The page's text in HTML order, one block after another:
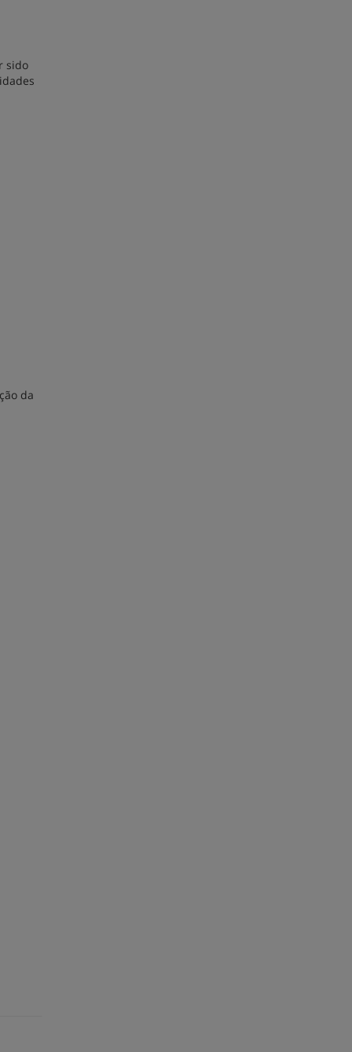
sido
da